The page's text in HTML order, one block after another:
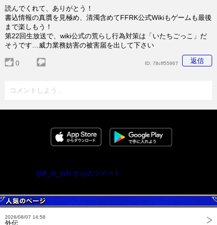
読んでくれて、ありがとう！
書込情報の真贋を見極め、清濁含めてFFRK公式Wikiもゲームも最後
まで楽しもう！
第22回生放送で、wiki公式の荒らし行為対策は「いたちごっこ」だ
そうです…威力業務妨害の被害届を出して下さい
0 返信
ID: 78cff55967
コメントしよう...
@ff_rk_info からのツイート
2026/08/07 14:58
外伝